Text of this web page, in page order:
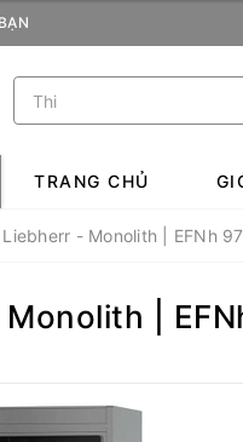
TRANG CHỦ
- Monolith | EFNh
|